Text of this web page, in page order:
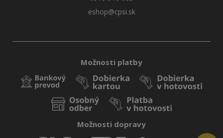
eshop@cpsi.sk
Možnosti platby
Možnosti dopravy